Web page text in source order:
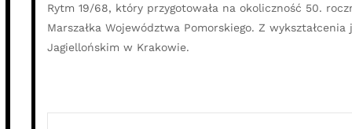
Rytm 19/68, który przygotowała na okoliczność 50.
Marszałka Województwa Pomorskiego. Z
Jagiellońskim w Krakowie.